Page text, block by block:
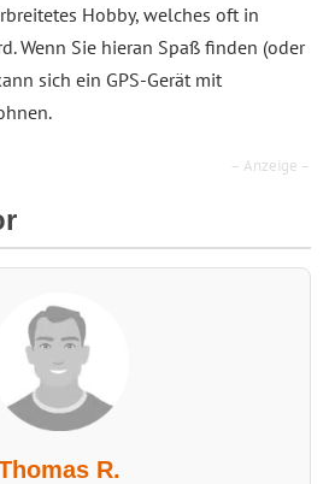
Hobby, welches oft in
Wenn Sie hieran Spaß finden (oder
sich ein GPS-Gerät mit
– Anzeige –
R.